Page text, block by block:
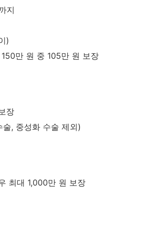
지
)
만 원 중 105만 원 보장
장
, 중성화 수술 제외)
최대 1,000만 원 보장